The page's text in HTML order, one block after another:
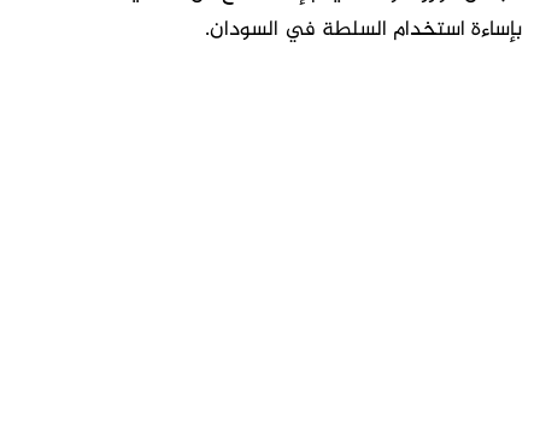
بإساءة استخدام السلطة في السودان.